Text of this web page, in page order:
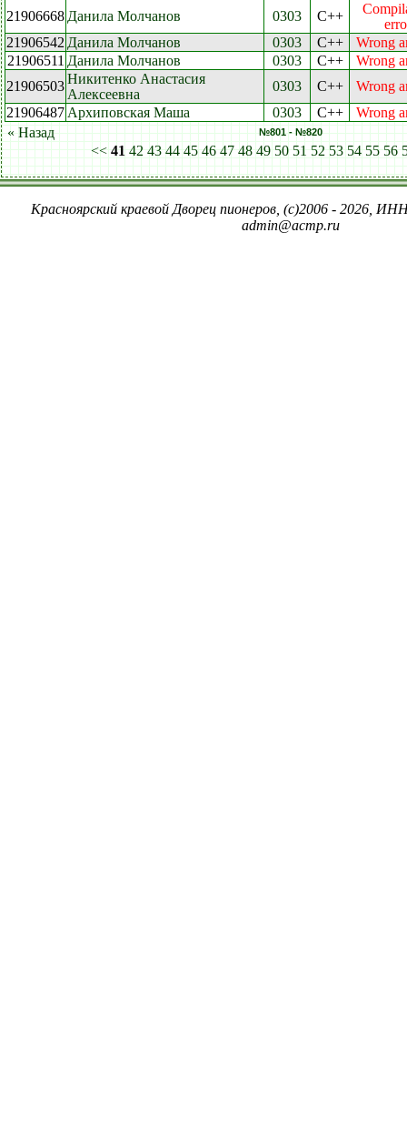
21906668 Данила Молчанов 0303 C++
21906542 Данила Молчанов 0303 C++
Wrong
21906511 Данила Молчанов 0303 C++
Wrong
21906503Никитенко Анастасия
Алексеевна
0303 C++
Wrong
21906487 Архиповская Маша 0303 C++
Wrong
« Назад
№801 - №820
<< 41 42 43 44 45 46 47 48 49 50 51 52 53 54 55 56
Красноярский краевой Дворец пионеров, (c)2006 - 2026,
admin@acmp.ru